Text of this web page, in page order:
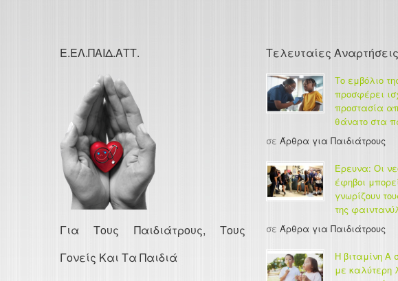
Ε.ΕΛ.ΠΑΙΔ.ΑΤΤ.
Για Τους Παιδιάτρους, Τους
Γονείς Και Τα Παιδιά
Τελευταίες Αναρτήσεις
Το εμβόλιο
προσφέρει
προστασία
θάνατο στα
σε Άρθρα για Παιδιάτρους
Έρευνα: Οι
έφηβοι
γνωρίζουν
της
σε Άρθρα για Παιδιάτρους
Η βιταμίνη Α
με καλύτερη